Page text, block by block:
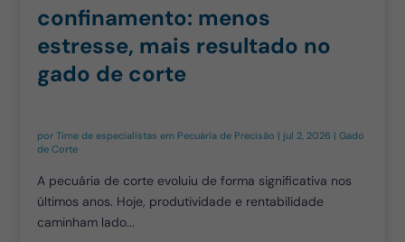
confinamento: menos
estresse, mais resultado no
gado de corte
porTime de especialistas em Pecuária de Precisão | jul 2, 2026 |Gado
de Corte
A pecuária de corte evoluiu de forma significativa nos
últimos anos. Hoje, produtividade e rentabilidade
caminham lado...